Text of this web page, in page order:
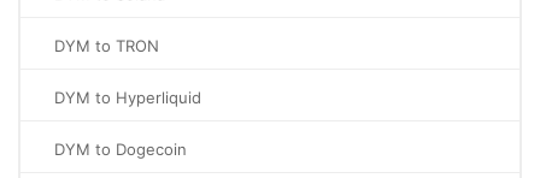
DYM to TRON
DYM to Hyperliquid
DYM to Dogecoin